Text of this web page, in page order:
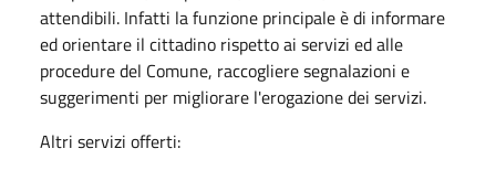
attendibili. Infatti la funzione principale è di informare
ed orientare il cittadino rispetto ai servizi ed alle
procedure del Comune, raccogliere segnalazioni e
suggerimenti per migliorare l'erogazione dei servizi.
Altri servizi offerti: